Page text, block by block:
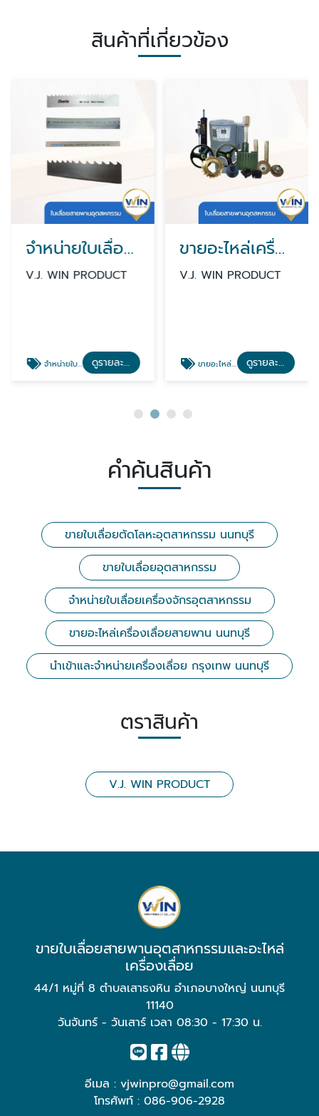
สินค้าที่เกี่ยวข้อง
จำหน่ายใบเลื่อยเครื่องจักรอุตสาหกรรม
V.J. WIN PRODUCT
จำหน่ายใบเลื่อยเครื่องจักรอุตสาหกรรม ดูรายละเอียด
ขายอะไหล่เครื่องเลื่อยสายพาน นนทบุรี
V.J. WIN PRODUCT
ขายอะไหล่เครื่องเลื่อยสายพาน นนทบุรี ดูรายละเอียด
คำค้นสินค้า
ขายใบเลื่อยตัดโลหะอุตสาหกรรม นนทบุรี
ขายใบเลื่อยอุตสาหกรรม
จำหน่ายใบเลื่อยเครื่องจักรอุตสาหกรรม
ขายอะไหล่เครื่องเลื่อยสายพาน นนทบุรี
นำเข้าและจำหน่ายเครื่องเลื่อย กรุงเทพ นนทบุรี
ตราสินค้า
V.J. WIN PRODUCT
ขายใบเลื่อยสายพานอุตสาหกรรมและอะไหล่
เครื่องเลื่อย
44/1 หมู่ที่ 8 ตำบลเสาธงหิน อำเภอบางใหญ่ นนทบุรี
11140
วันจันทร์ - วันเสาร์ เวลา 08:30 - 17:30 น.
อีเมล : vjwinpro@gmail.com
โทรศัพท์ : 086-906-2928